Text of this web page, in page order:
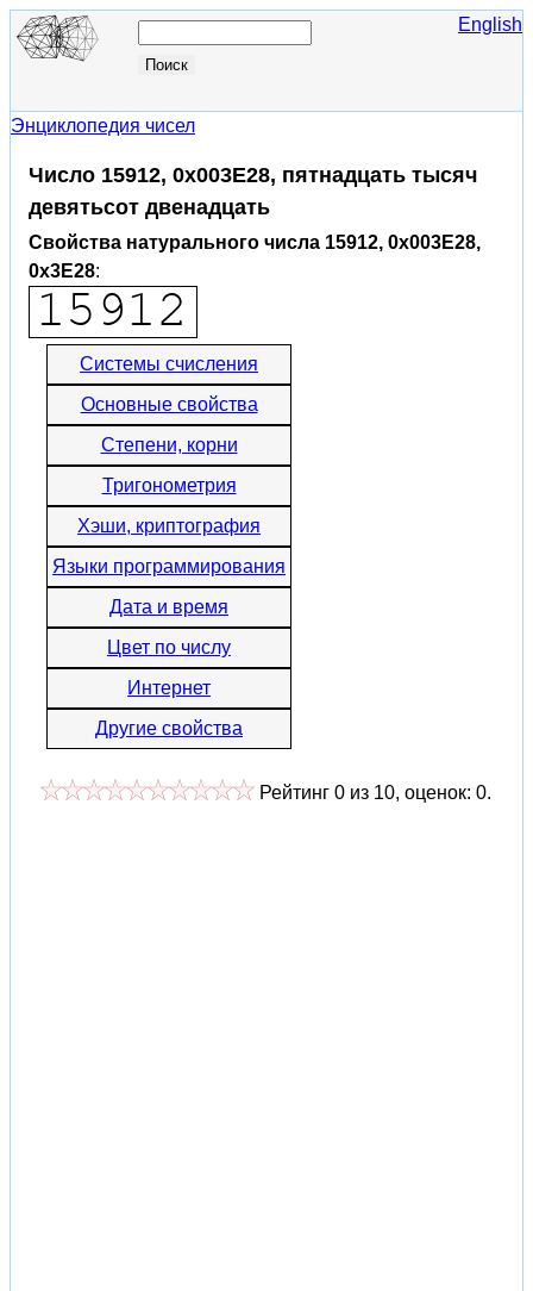
English
Энциклопедия чисел
Число 15912, 0x003E28, пятнадцать тысяч
девятьсот двенадцать
Свойства натурального числа 15912, 0x003E28,
0x3E28:
Системы счисления
Основные свойства
Степени, корни
Тригонометрия
Хэши, криптография
Языки программирования
Дата и время
Цвет по числу
Интернет
Другие свойства
Рейтинг 0 из 10, оценок: 0.